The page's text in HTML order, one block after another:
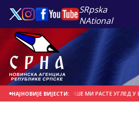
SRpska
NAtional
НАЈНОВИЈЕ ВИЈЕСТИ:
НАПАДА, СВЕ ВИШЕ МИ РАСТЕ УГЛЕД У БиХ